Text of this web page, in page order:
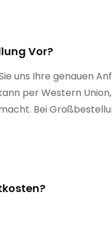
Vor?
uns Ihre genauen
per Western
Bei